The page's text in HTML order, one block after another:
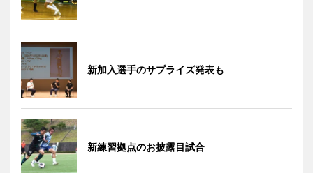
新加入選手のサプライズ発表も
新練習拠点のお披露目試合